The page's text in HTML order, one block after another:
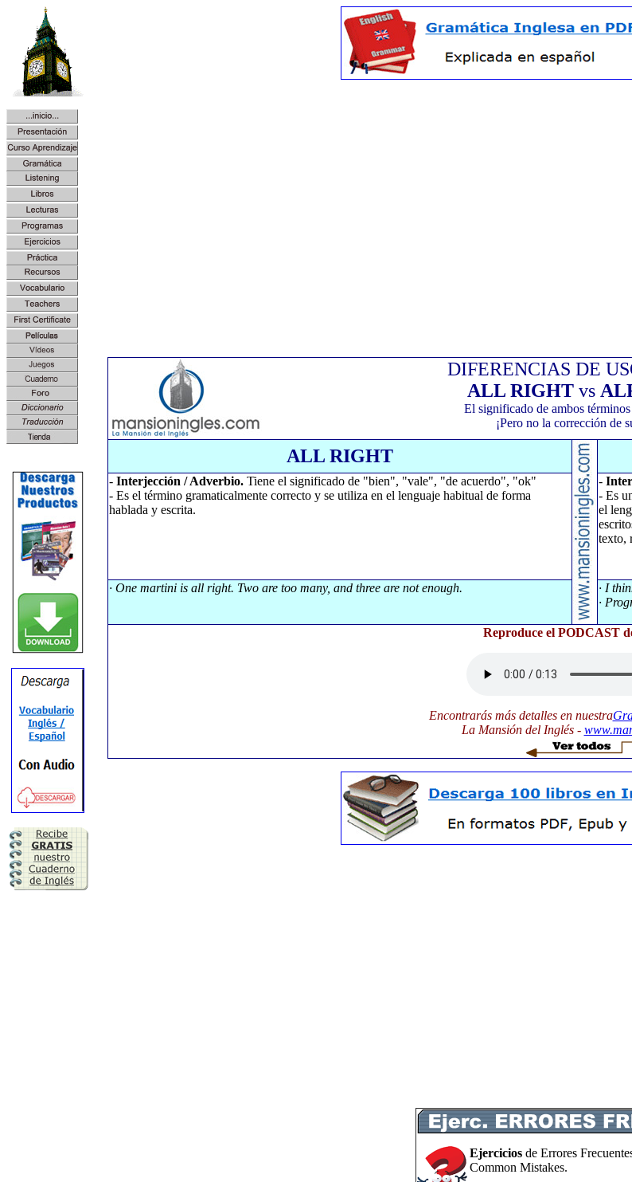
DIFERENCIAS DE
ALL RIGHTvs
El significado de ambos
¡Pero no la corrección de
ALL RIGHT
- Interjección / Adverbio. Tiene el significado de "bien", "vale", "de acuerdo", "ok"
- Es el término gramaticalmente correcto y se utiliza en el lenguaje habitual de forma
hablada y escrita.
-
- Es
el
texto,
· One martini is all right. Two are too many, and three are not enough.
· I
·
Reproduce el PODCAST
Encontrarás más detalles en nuestra
La Mansión del Inglés -
Ejercicios de Errores
Common Mistakes.